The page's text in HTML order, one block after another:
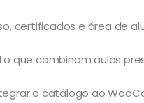
certificados e área de
que combinam aulas
o catálogo ao